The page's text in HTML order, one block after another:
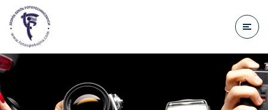
treści